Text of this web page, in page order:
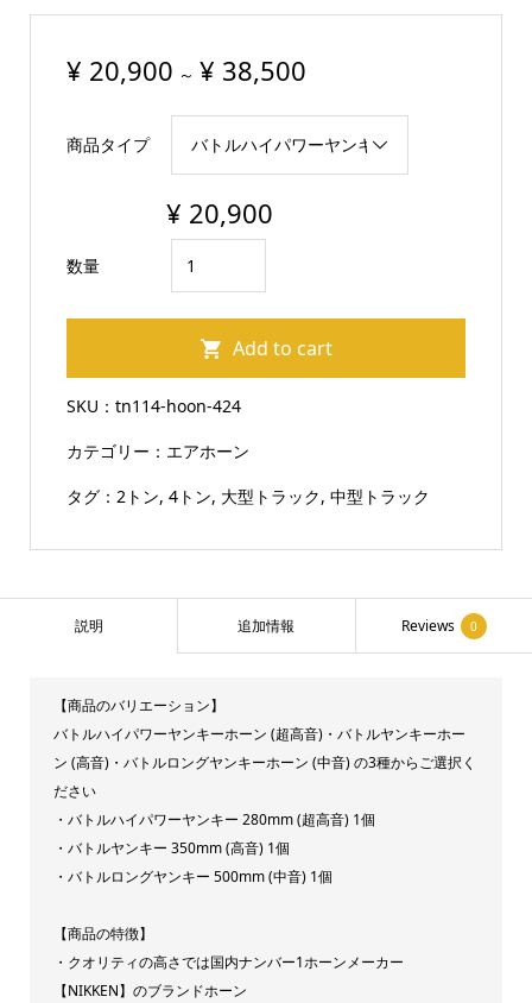
¥ 20,900 ～ ¥ 38,500
商品タイプ
¥ 20,900
数量
ラ
ッ
ル
ヤ
キ
ー
ア
ホ
ー
ン
ッ
キ
Add to cart
SKU： tn114-hoon-424
カテゴリー： エアホーン
タグ： 2トン, 4トン, 大型トラック, 中型トラック
説明 追加情報 Reviews 0
【商品のバリエーション】
バトルハイパワーヤンキーホーン (超高音)・バトルヤンキーホー
ン (高音)・バトルロングヤンキーホーン (中音) の3種からご選択く
ださい
・バトルハイパワーヤンキー 280mm (超高音) 1個
・バトルヤンキー 350mm (高音) 1個
・バトルロングヤンキー 500mm (中音) 1個
【商品の特徴】
・クオリティの高さでは国内ナンバー1ホーンメーカー
【NIKKEN】のブランドホーン